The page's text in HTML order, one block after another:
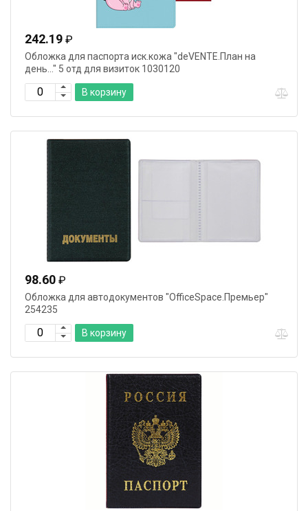
242.19 ₽
Обложка для паспорта иск.кожа "deVENTE.План на
день..." 5 отд для визиток 1030120
В корзину
98.60 ₽
Обложка для автодокументов "OfficeSpace.Премьер"
254235
В корзину